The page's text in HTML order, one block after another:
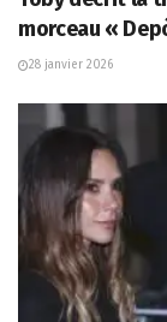
morceau «
28 janvier 2026